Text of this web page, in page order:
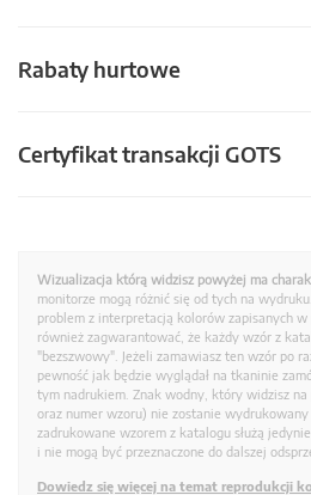
Rabaty hurtowe
Certyfikat transakcji GOTS
Wizualizacja którą widzisz powyżej ma
monitorze mogą różnić się od tych na
problem z interpretacją kolorów zapisanych w
również zagwarantować, że każdy wzór z
"bezszwowy". Jeżeli zamawiasz ten wzór po
pewność jak będzie wyglądał na tkaninie
tym nadrukiem. Znak wodny, który widzisz na
oraz numer wzoru) nie zostanie
zadrukowane wzorem z katalogu służą
i nie mogą być przeznaczone do dalszej
Dowiedz się więcej na temat reprodukcji